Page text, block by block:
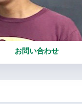
お問い合わせ